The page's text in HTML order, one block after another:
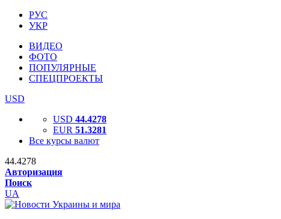
РУС
УКР
ВИДЕО
ФОТО
ПОПУЛЯРНЫЕ
СПЕЦПРОЕКТЫ
USD
USD 44.4278
EUR 51.3281
Все курсы валют
44.4278
Авторизация
Поиск
UA